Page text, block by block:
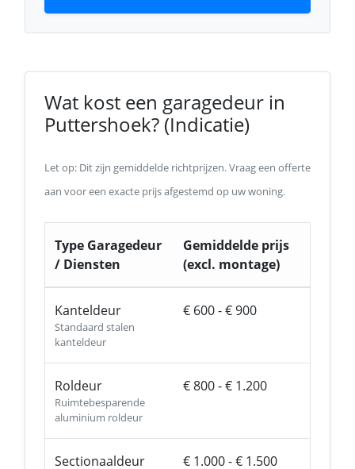
Wat kost een garagedeur in
Puttershoek? (Indicatie)
Let op: Dit zijn gemiddelde richtprijzen. Vraag een offerte
aan voor een exacte prijs afgestemd op uw woning.
Type Garagedeur
/ Diensten
Gemiddelde prijs
(excl. montage)
Kanteldeur
Standaard stalen
kanteldeur
€ 600 - € 900
Roldeur
Ruimtebesparende
aluminium roldeur
€ 800 - € 1.200
Sectionaaldeur € 1.000 - € 1.500